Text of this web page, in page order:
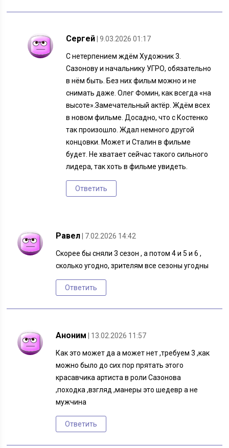
Сергей | 9.03.2026 01:17
С нетерпением ждём Художник 3.
Сазонову и начальнику УГРО, обязательно
в нём быть. Без них фильм можно и не
снимать даже. Олег Фомин, как всегда «на
высоте».Замечательный актёр. Ждём всех
в новом фильме. Досадно, что с Костенко
так произошло. Ждал немного другой
концовки. Может и Сталин в фильме
будет. Не хватает сейчас такого сильного
лидера, так хоть в фильме увидеть.
Ответить
Равел | 7.02.2026 14:42
Скорее бы сняли 3 сезон , а потом 4 и 5 и 6 ,
сколько угодно, зрителям все сезоны угодны
Ответить
Аноним | 13.02.2026 11:57
Как это может да а может нет ,требуем 3 ,как
можно было до сих пор прятать этого
красавчика артиста в роли Сазонова
,походка ,взгляд ,манеры это шедевр а не
мужчина
Ответить